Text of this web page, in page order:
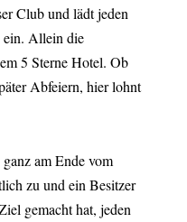
Club und lädt jeden
ein. Allein die
5 Sterne Hotel. Ob
Abfeiern, hier lohnt
am Ende vom
zu und ein Besitzer
gemacht hat, jeden